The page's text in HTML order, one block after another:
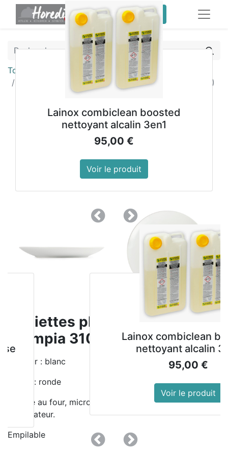
service client pro
Tous les produits
Assiettes plates rondes Olympia 310mm (Lot de 6)
Assiettes plates rondes
Olympia 310mm (Lot de 6)
Couleur : blanc
Forme : ronde
Résiste au four, micro-ondes, au lave-vaisselle et au
congélateur.
Empilable
Lainox combiclean boosted
nettoyant alcalin 3en1
95,00 €
Voir le produit
PrécedentSuivant
Lainox combiclean
nettoyant alcalin
95,00€
Voir le produit
PrécedentSuivant